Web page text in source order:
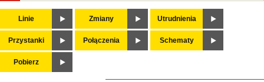
Linie Zmiany Utrudnienia
Przystanki Połączenia Schematy
Pobierz